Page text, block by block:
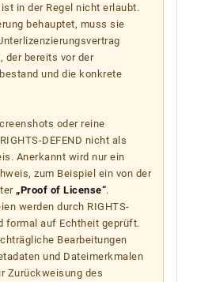
in der Regel nicht erlaubt.
behauptet, muss sie
der bereits vor der
und die konkrete
oder reine
DEFEND nicht als
Anerkannt wird nur ein
zum Beispiel ein von der
„Proof of License“.
werden durch RIGHTS-
formal auf Echtheit geprüft.
Bearbeitungen
und Dateimerkmalen
Zurückweisung des